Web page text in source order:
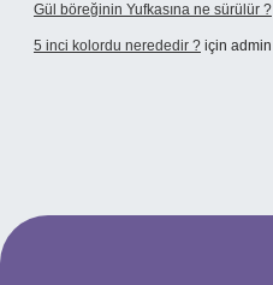
Gül böreğinin Yufkasına ne sürülür ?
5 inci kolordu nerededir ? için admin
www.tulipbet.online/